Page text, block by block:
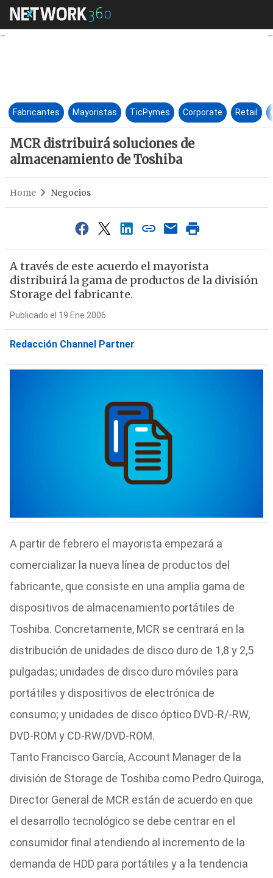
MCR distribuirá soluciones
Fabricantes Mayoristas TicPymes Corporate Retail
MCR distribuirá soluciones de
almacenamiento de Toshiba
Home Negocios
A través de este acuerdo el mayorista
distribuirá la gama de productos de la división
Storage del fabricante.
Publicado el 19 Ene 2006
Redacción Channel Partner
A partir de febrero el mayorista empezará a
comercializar la nueva línea de productos del
fabricante, que consiste en una amplia gama de
dispositivos de almacenamiento portátiles de
Toshiba. Concretamente, MCR se centrará en la
distribución de unidades de disco duro de 1,8 y 2,5
pulgadas; unidades de disco duro móviles para
portátiles y dispositivos de electrónica de
consumo; y unidades de disco óptico DVD-R/-RW,
DVD-ROM y CD-RW/DVD-ROM.
Tanto Francisco García, Account Manager de la
división de Storage de Toshiba como Pedro Quiroga,
Director General de MCR están de acuerdo en que
el desarrollo tecnológico se debe centrar en el
consumidor final atendiendo al incremento de la
demanda de HDD para portátiles y a la tendencia